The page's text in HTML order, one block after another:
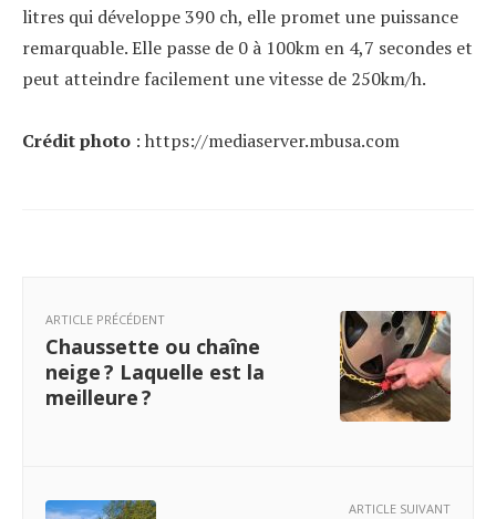
litres qui développe 390 ch, elle promet une puissance
remarquable. Elle passe de 0 à 100km en 4,7 secondes et
peut atteindre facilement une vitesse de 250km/h.
Crédit photo : https://mediaserver.mbusa.com
ARTICLE PRÉCÉDENT
Chaussette ou chaîne
neige ? Laquelle est la
meilleure ?
ARTICLE SUIVANT